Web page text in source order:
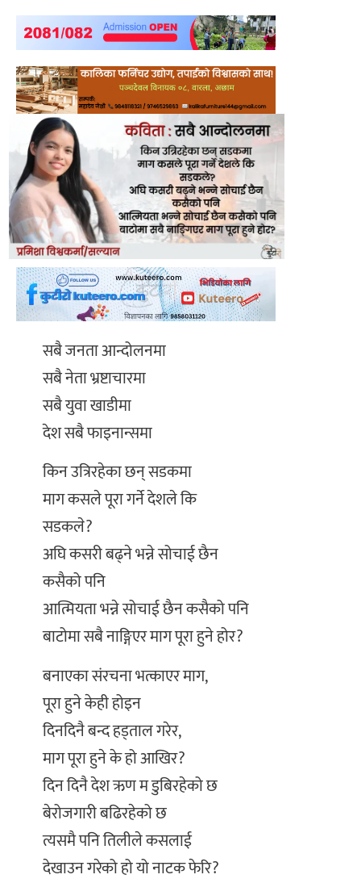
सबै जनता आन्दोलनमा
सबै नेता भ्रष्टाचारमा
सबै युवा खाडीमा
देश सबै फाइनान्समा
किन उत्रिरहेका छन् सडकमा
माग कसले पूरा गर्ने देशले कि
सडकले?
अघि कसरी बढ्ने भन्ने सोचाई छैन
कसैको पनि
आत्मियता भन्ने सोचाई छैन कसैको पनि
बाटोमा सबै नाङ्गिएर माग पूरा हुने होर?
बनाएका संरचना भत्काएर माग,
पूरा हुने केही होइन
दिनदिनै बन्द हड्ताल गरेर,
माग पूरा हुने के हो आखिर?
दिन दिनै देश ऋण म डुबिरहेको छ
बेरोजगारी बढिरहेको छ
त्यसमै पनि तिलीले कसलाई
देखाउन गरेको हो यो नाटक फेरि?